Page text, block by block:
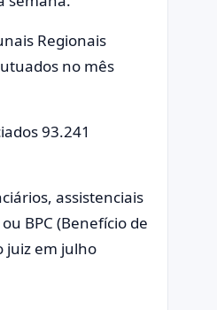
Regionais
no mês
93.241
assistenciais
BPC (Benefício de
juiz em julho